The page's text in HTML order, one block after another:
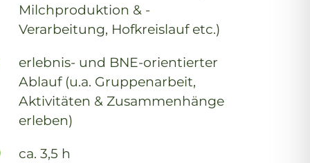
Milchproduktion & -
Verarbeitung, Hofkreislauf etc.)
erlebnis- und BNE-orientierter
Ablauf (u.a. Gruppenarbeit,
Aktivitäten & Zusammenhänge
erleben)
ca. 3,5 h